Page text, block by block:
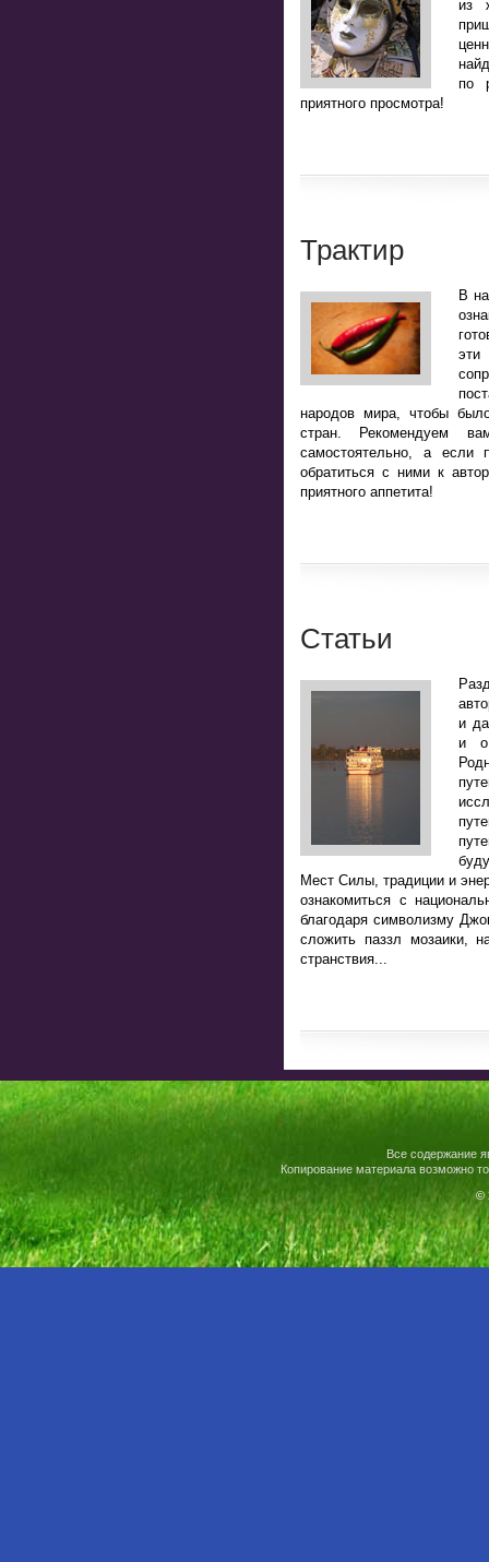
из
по
приятного просмотра!
Трактир
В
народов мира, чтобы
стран. Рекомендуем
самостоятельно, а если
обратиться с ними к
приятного аппетита!
Статьи
и
и о
Мест Силы, традиции и
ознакомиться с
благодаря символизму
сложить паззл мозаики,
странствия...
Все содержание
Копирование материала возможно
©